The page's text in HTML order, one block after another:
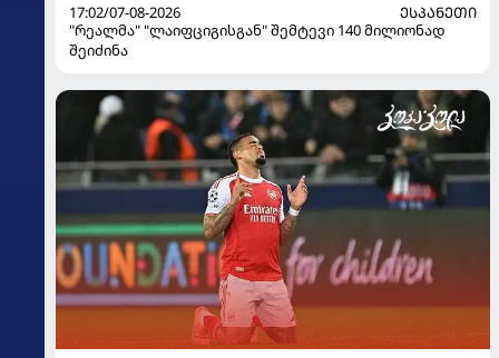
17:02/07-08-2026
ᲔᲡᲞᲐᲜᲔᲗᲘ
"რეალმა" "ლაიფციგისგან" შემტევი 140 მილიონად
შეიძინა